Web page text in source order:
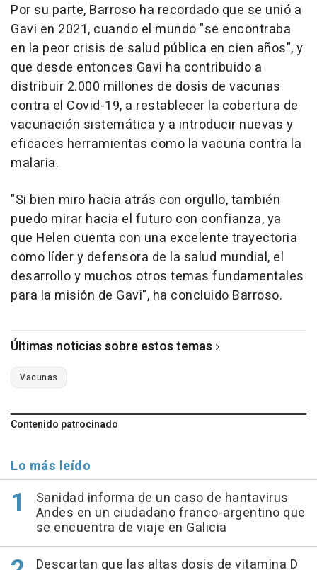
Por su parte, Barroso ha recordado que se unió a
Gavi en 2021, cuando el mundo "se encontraba
en la peor crisis de salud pública en cien años", y
que desde entonces Gavi ha contribuido a
distribuir 2.000 millones de dosis de vacunas
contra el Covid-19, a restablecer la cobertura de
vacunación sistemática y a introducir nuevas y
eficaces herramientas como la vacuna contra la
malaria.
"Si bien miro hacia atrás con orgullo, también
puedo mirar hacia el futuro con confianza, ya
que Helen cuenta con una excelente trayectoria
como líder y defensora de la salud mundial, el
desarrollo y muchos otros temas fundamentales
para la misión de Gavi", ha concluido Barroso.
Últimas noticias sobre estos temas
Vacunas
Contenido patrocinado
Lo más leído
Sanidad informa de un caso de hantavirus
Andes en un ciudadano franco-argentino que
se encuentra de viaje en Galicia
Descartan que las altas dosis de vitamina D